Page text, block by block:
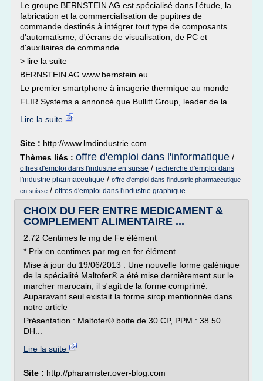
Le groupe BERNSTEIN AG est spécialisé dans l'étude, la
fabrication et la commercialisation de pupitres de
commande destinés à intégrer tout type de composants
d'automatisme, d'écrans de visualisation, de PC et
d'auxiliaires de commande.
> lire la suite
BERNSTEIN AG www.bernstein.eu
Le premier smartphone à imagerie thermique au monde
FLIR Systems a annoncé que Bullitt Group, leader de la...
Lire la suite
Site : http://www.lmdindustrie.com
Thèmes liés : offre d'emploi dans l'informatique /
offres d'emploi dans l'industrie en suisse / recherche d'emploi dans
l'industrie pharmaceutique / offre d'emploi dans l'industrie pharmaceutique
en suisse / offres d'emploi dans l'industrie graphique
CHOIX DU FER ENTRE MEDICAMENT &
COMPLEMENT ALIMENTAIRE ...
2.72 Centimes le mg de Fe élément
* Prix en centimes par mg en fer élément.
Mise à jour du 19/06/2013 : Une nouvelle forme galénique
de la spécialité Maltofer® a été mise dernièrement sur le
marcher marocain, il s'agit de la forme comprimé.
Auparavant seul existait la forme sirop mentionnée dans
notre article
Présentation : Maltofer® boite de 30 CP, PPM : 38.50
DH...
Lire la suite
Site : http://pharamster.over-blog.com